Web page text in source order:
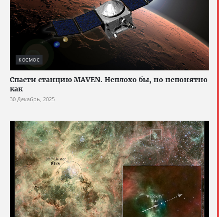
КОСМОС
Спасти станцию MAVEN. Неплохо бы, но непонятно
как
30 Декабрь, 2025